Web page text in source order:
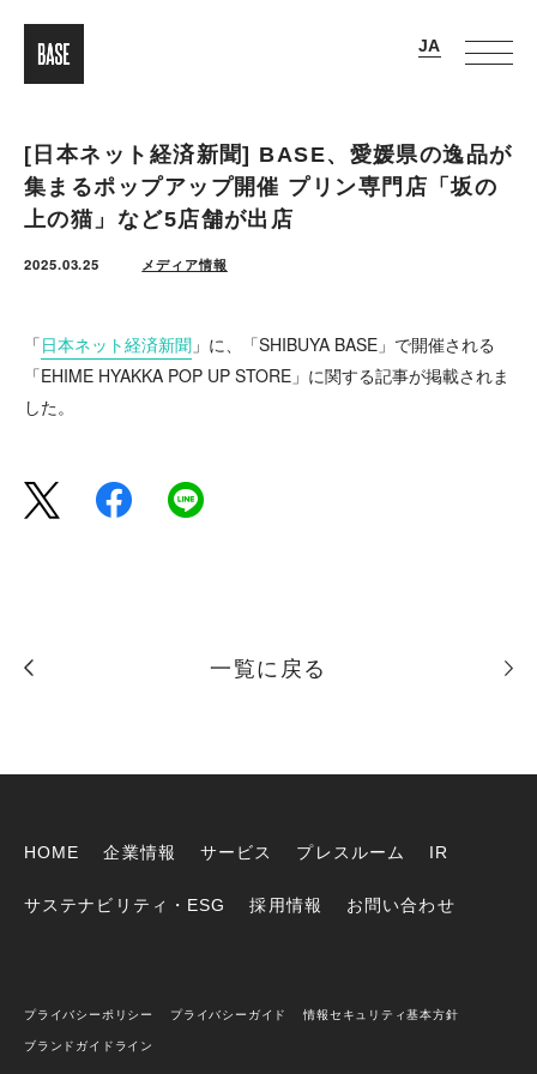
[日本ネット経済新聞] BASE、愛媛県の逸品が
集まるポップアップ開催 プリン専門店「坂の
上の猫」など5店舗が出店
2025.03.25 メディア情報
「日本ネット経済新聞 」に、「SHIBUYA BASE」で開催される
「EHIME HYAKKA POP UP STORE」に関する記事が掲載されま
した。
一覧に戻る
HOME 企業情報 サービス プレスルーム IR
サステナビリティ・ESG 採用情報 お問い合わせ
プライバシーポリシー プライバシーガイド
情報セキュリティ基本方針
ブランドガイドライン